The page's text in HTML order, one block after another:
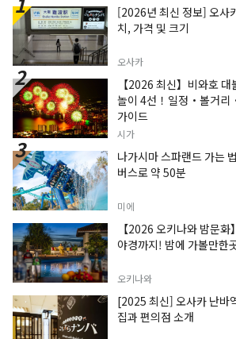
[2026년 최신 정보] 오사
치, 가격 및 크기
오사카
【2026 최신】비와호
놀이 4선！일정・볼거리
가이드
시가
나가시마 스파랜드 가는
버스로 약 50분
미에
【2026 오키나와 밤문
야경까지! 밤에 가볼만한
오키나와
[2025 최신] 오사카 난바
집과 편의점 소개